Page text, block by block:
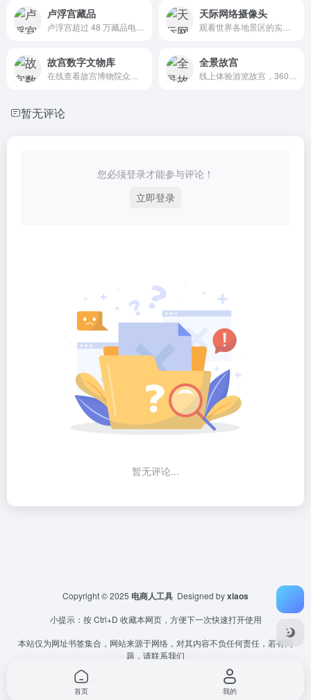
卢浮宫藏品 天际网络摄像头
故宫数字文物库 全景故宫
暂无评论
您必须登录才能参与评论！
立即登录
暂无评论...
Copyright © 2025 电商人工具 Designed byxiaos
小提示：按 Ctrl+D 收藏本网页，方便下一次快速打开使用
本站仅为网址书签集合，网站来源于网络，对其内容不负任何责任，若有问
题，请联系我们
首页 我的